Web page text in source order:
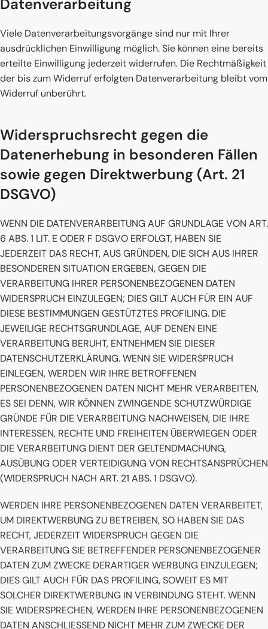
Datenverarbeitung
Viele Datenverarbeitungsvorgänge sind nur mit Ihrer
ausdrücklichen Einwilligung möglich. Sie können eine bereits
erteilte Einwilligung jederzeit widerrufen. Die Rechtmäßigkeit
der bis zum Widerruf erfolgten Datenverarbeitung bleibt vom
Widerruf unberührt.
Widerspruchsrecht gegen die
Datenerhebung in besonderen Fällen
sowie gegen Direktwerbung (Art. 21
DSGVO)
WENN DIE DATENVERARBEITUNG AUF GRUNDLAGE VON ART.
6 ABS. 1 LIT. E ODER F DSGVO ERFOLGT, HABEN SIE
JEDERZEIT DAS RECHT, AUS GRÜNDEN, DIE SICH AUS IHRER
BESONDEREN SITUATION ERGEBEN, GEGEN DIE
VERARBEITUNG IHRER PERSONENBEZOGENEN DATEN
WIDERSPRUCH EINZULEGEN; DIES GILT AUCH FÜR EIN AUF
DIESE BESTIMMUNGEN GESTÜTZTES PROFILING. DIE
JEWEILIGE RECHTSGRUNDLAGE, AUF DENEN EINE
VERARBEITUNG BERUHT, ENTNEHMEN SIE DIESER
DATENSCHUTZERKLÄRUNG. WENN SIE WIDERSPRUCH
EINLEGEN, WERDEN WIR IHRE BETROFFENEN
PERSONENBEZOGENEN DATEN NICHT MEHR VERARBEITEN,
ES SEI DENN, WIR KÖNNEN ZWINGENDE SCHUTZWÜRDIGE
GRÜNDE FÜR DIE VERARBEITUNG NACHWEISEN, DIE IHRE
INTERESSEN, RECHTE UND FREIHEITEN ÜBERWIEGEN ODER
DIE VERARBEITUNG DIENT DER GELTENDMACHUNG,
AUSÜBUNG ODER VERTEIDIGUNG VON RECHTSANSPRÜCHEN
(WIDERSPRUCH NACH ART. 21 ABS. 1 DSGVO).
WERDEN IHRE PERSONENBEZOGENEN DATEN VERARBEITET,
UM DIREKTWERBUNG ZU BETREIBEN, SO HABEN SIE DAS
RECHT, JEDERZEIT WIDERSPRUCH GEGEN DIE
VERARBEITUNG SIE BETREFFENDER PERSONENBEZOGENER
DATEN ZUM ZWECKE DERARTIGER WERBUNG EINZULEGEN;
DIES GILT AUCH FÜR DAS PROFILING, SOWEIT ES MIT
SOLCHER DIREKTWERBUNG IN VERBINDUNG STEHT. WENN
SIE WIDERSPRECHEN, WERDEN IHRE PERSONENBEZOGENEN
DATEN ANSCHLIESSEND NICHT MEHR ZUM ZWECKE DER